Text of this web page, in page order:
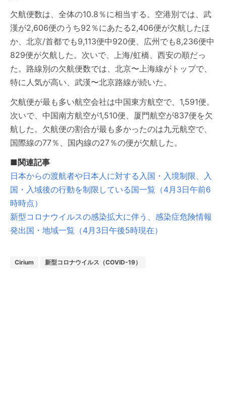
欠航便数は、全体の10.8％に相当する。空港別では、武
漢が2,606便のうち92％にあたる2,406便が欠航したほ
か、北京/首都でも9,113便中920便、広州でも8,236便中
829便が欠航した。次いで、上海/虹橋、西安の順だっ
た。路線別の欠航便数では、北京〜上海線がトップで、
特に人気が高い、武漢〜北京路線が続いた。
欠航便が最も多い航空会社は中国東方航空で、1,591便。
次いで、中国南方航空が1,510便、厦門航空が837便を欠
航した。欠航便の割合が最も多かったのは九元航空で、
国際線の77％、国内線の27％の便が欠航した。
■関連記事
日本からの渡航者や日本人に対する入国・入境制限、入
国・入域後の行動を制限している国一覧（4月3日午前6
時時点）
新型コロナウイルスの感染拡大に伴う、感染症危険情報
発出国・地域一覧（4月3日午後5時現在）
Cirium 新型コロナウイルス（COVID-19）